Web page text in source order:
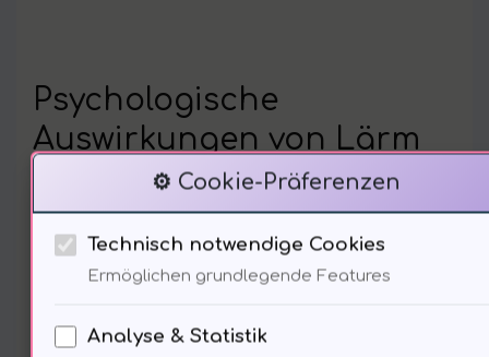
Psychologische
Auswirkungen von Lärm
⚙️ Cookie-Präferenzen
Technisch notwendige Cookies
Ermöglichen grundlegende Features
Analyse & Statistik